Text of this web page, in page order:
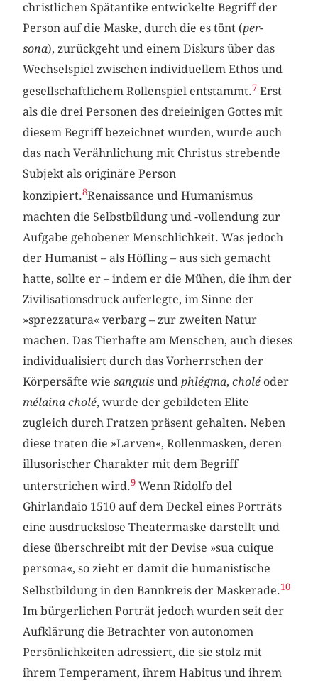
christlichen Spätantike entwickelte Begriff der
Person auf die Maske, durch die es tönt (per-
sona), zurückgeht und einem Diskurs über das
Wechselspiel zwischen individuellem Ethos und
gesellschaftlichem Rollenspiel entstammt.7 Erst
als die drei Personen des dreieinigen Gottes mit
diesem Begriff bezeichnet wurden, wurde auch
das nach Verähnlichung mit Christus strebende
Subjekt als originäre Person
konzipiert.8Renaissance und Humanismus
machten die Selbstbildung und -vollendung zur
Aufgabe gehobener Menschlichkeit. Was jedoch
der Humanist – als Höfling – aus sich gemacht
hatte, sollte er – indem er die Mühen, die ihm der
Zivilisationsdruck auferlegte, im Sinne der
»sprezzatura« verbarg – zur zweiten Natur
machen. Das Tierhafte am Menschen, auch dieses
individualisiert durch das Vorherrschen der
Körpersäfte wiesanguis und phlégma,cholé oder
mélaina cholé, wurde der gebildeten Elite
zugleich durch Fratzen präsent gehalten. Neben
diese traten die »Larven«, Rollenmasken, deren
illusorischer Charakter mit dem Begriff
unterstrichen wird.9 Wenn Ridolfo del
Ghirlandaio 1510 auf dem Deckel eines Porträts
eine ausdruckslose Theatermaske darstellt und
diese überschreibt mit der Devise »sua cuique
persona«, so zieht er damit die humanistische
Selbstbildung in den Bannkreis der Maskerade.10
Im bürgerlichen Porträt jedoch wurden seit der
Aufklärung die Betrachter von autonomen
Persönlichkeiten adressiert, die sie stolz mit
ihrem Temperament, ihrem Habitus und ihrem